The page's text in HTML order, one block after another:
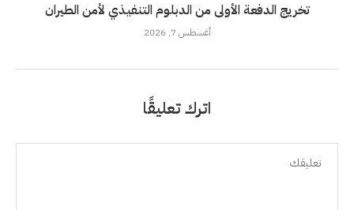
تخريج الدفعة الأولى من الدبلوم التنفيذي لأمن الطيران
أغسطس 7, 2026
اترك تعليقًا